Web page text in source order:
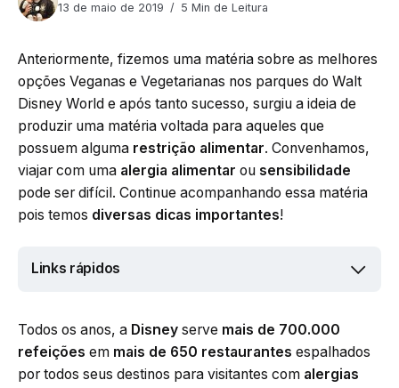
13 de maio de 2019
5 Min de Leitura
Anteriormente, fizemos uma matéria sobre as melhores
opções Veganas e Vegetarianas nos parques do Walt
Disney World e após tanto sucesso, surgiu a ideia de
produzir uma matéria voltada para aqueles que
possuem alguma restrição alimentar. Convenhamos,
viajar com uma alergia alimentar ou sensibilidade
pode ser difícil. Continue acompanhando essa matéria
pois temos diversas dicas importantes!
Links rápidos
Todos os anos, a Disney serve mais de 700.000
refeições em mais de 650 restaurantes espalhados
por todos seus destinos para visitantes com alergias